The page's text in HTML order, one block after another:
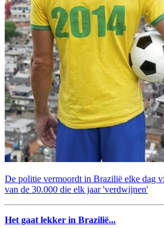
De politie vermoordt in Brazilië elke dag
van de 30.000 die elk jaar 'verdwijnen'
Het gaat lekker in Brazilië...